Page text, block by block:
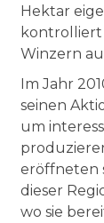
Hektar
kontrolliert
Winzern
Im Jahr
seinen
um
eröffneten
dieser
wo sie